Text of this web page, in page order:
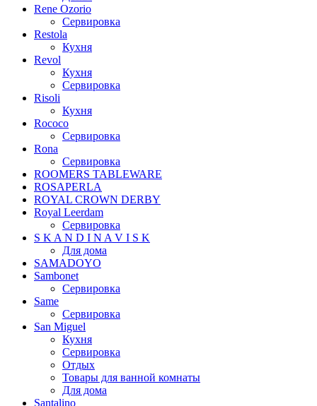
Rene Ozorio
Сервировка
Restola
Кухня
Revol
Кухня
Сервировка
Risoli
Кухня
Rococo
Сервировка
Rona
Сервировка
ROOMERS TABLEWARE
ROSAPERLA
ROYAL CROWN DERBY
Royal Leerdam
Сервировка
S K A N D I N A V I S K
Для дома
SAMADOYO
Sambonet
Сервировка
Same
Сервировка
San Miguel
Кухня
Сервировка
Отдых
Товары для ванной комнаты
Для дома
Santalino